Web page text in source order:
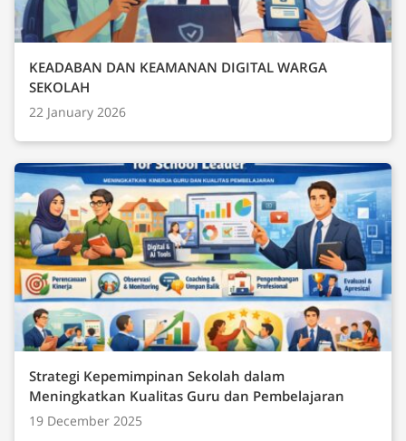
KEADABAN DAN KEAMANAN DIGITAL WARGA
SEKOLAH
22 January 2026
Strategi Kepemimpinan Sekolah dalam
Meningkatkan Kualitas Guru dan Pembelajaran
19 December 2025